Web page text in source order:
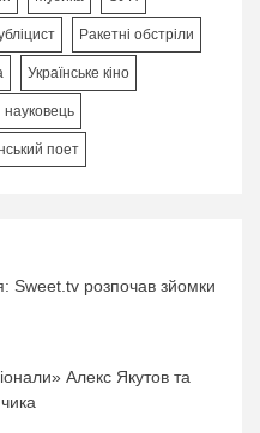
Ракетні обстріли
Українське кіно
науковець
поет
Sweet.tv розпочав зйомки
Алекс Якутов та